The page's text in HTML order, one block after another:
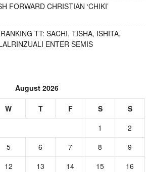
FORWARD CHRISTIAN ‘CHIKI’
TT: SACHI, TISHA, ISHITA,
ENTER SEMIS
August 2026
W T F S
S
1
2
5 6 7 8
9
12 13 14 15
16